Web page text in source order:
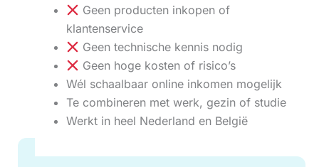
Geen producten inkopen of
klantenservice
Geen technische kennis nodig
Geen hoge kosten of risico’s
Wél schaalbaar online inkomen mogelijk
Te combineren met werk, gezin of studie
Werkt in heel Nederland en België